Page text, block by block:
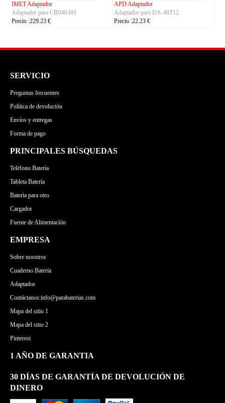
ASUS Adaptador
Adaptador para ADP-380AB_B
Precio :86.23 €
OLYMPUS Adaptador
Adaptador para CH4000
Precio :100.23 €
SERVICIO
Preguntas frecuentes
Política de devolución
Envíos y entregas
Forma de pago
PRINCIPALES BÚSQUEDAS
Teléfono Batería
Tableta Batería
Batería para otro
Cargador
Fuente de Alimentación
EMPRESA
Sobre nosotros
Cuaderno Batería
Adaptador
Contáctanos:info@parabaterias.com
Mapa del sitio 1
Mapa del sitio 2
Pinterest
1 AÑO DE GARANTIA
30 DÍAS DE GARANTÍA DE DEVOLUCIÓN DE
DINERO